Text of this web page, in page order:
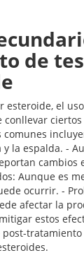
de
esteroide, el
la espalda. -
cambios
Aunque es
ocurrir. -
afectar la
estos
tratamiento